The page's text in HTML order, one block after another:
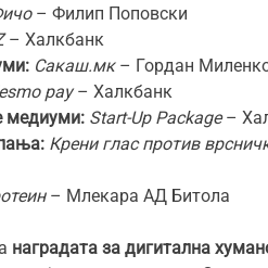
– Филип Поповски
– Халкбанк
Сакаш.мк– Гордан
pay– Халкбанк
медиуми: Start-Up Package–
Крени глас против
– Млекара АД Битола
наградата за дигитална